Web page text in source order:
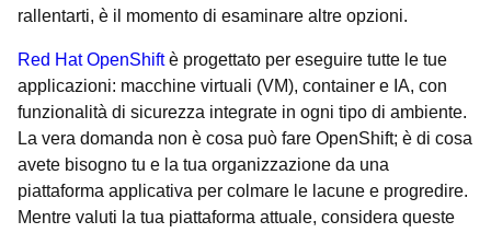
rallentarti, è il momento di esaminare altre opzioni.
Red Hat OpenShiftè progettato per eseguire tutte le tue
applicazioni: macchine virtuali (VM), container e IA, con
funzionalità di sicurezza integrate in ogni tipo di ambiente.
La vera domanda non è cosa può fare OpenShift; è di cosa
avete bisogno tu e la tua organizzazione da una
piattaforma applicativa per colmare le lacune e progredire.
Mentre valuti la tua piattaforma attuale, considera queste